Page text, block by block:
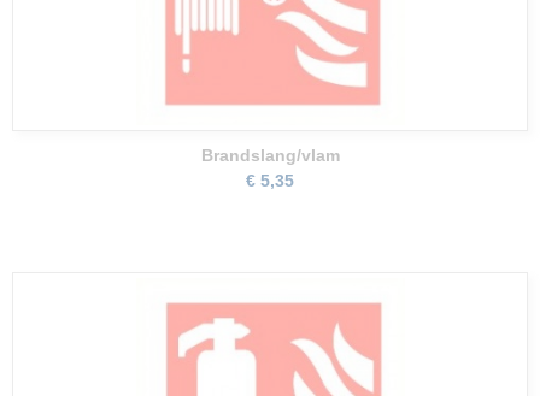
Brandslang/vlam
€ 5,35